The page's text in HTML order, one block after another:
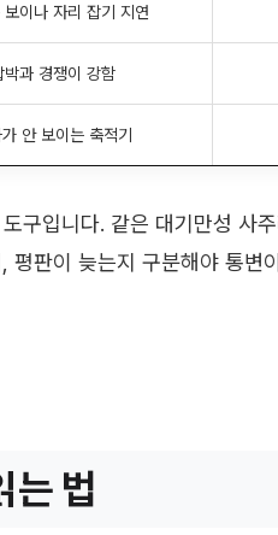
보이나 자리 잡기 지연
박과 경쟁이 강함
안 보이는 축적기
구입니다. 같은 대기만성 사
판이 늦는지 구분해야 통변
는 법